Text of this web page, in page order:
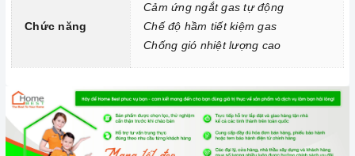
Lưu ý khi chọn nồi nấu
có thể nấu được tất cả các nồi với nhiều chất liệu
Cần chọn đáy nồi nhẵn và bằng phẳng, tránh những loại có
rãnh hoặc nồi đáy lõm.
Không sử dụng dụng cụ nấu ăn mỏng hoặc chất lượng thấp,
Chức năng
Cảm ứng ngắt gas tự động
Chế độ hầm tiết kiệm gas
Chống gió nhiệt lượng cao